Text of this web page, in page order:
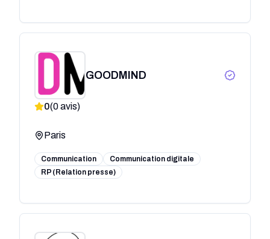
GOODMIND
0(0avis)
Paris
Communication
Communication digitale
RP (Relation presse)